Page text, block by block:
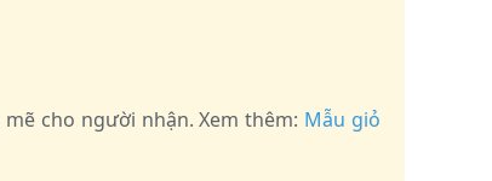
cho người nhận. Xem thêm: Mẫu giỏ